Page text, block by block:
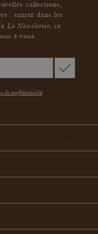
collections,
: entrez dans les
La Newsletter,ce
à vous.
de confidentialité